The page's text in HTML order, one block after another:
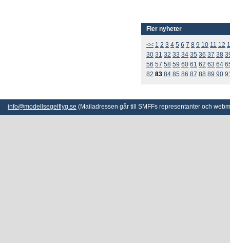
Fler nyheter
<< 1 2 3 4 5 6 7 8 9 10 11 12
30 31 32 33 34 35 36 37 38
56 57 58 59 60 61 62 63 64
82 83 84 85 86 87 88 89 90
info@modellsegelflyg.se (Mailadressen går till SMFFs representanter och